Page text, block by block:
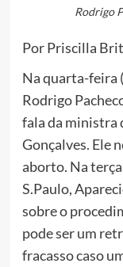
Rodrigo
Por Priscilla
Na quarta-feira
Rodrigo
fala da ministra
Gonçalves. Ele
aborto. Na
S.Paulo,
sobre o
pode ser um
fracasso caso